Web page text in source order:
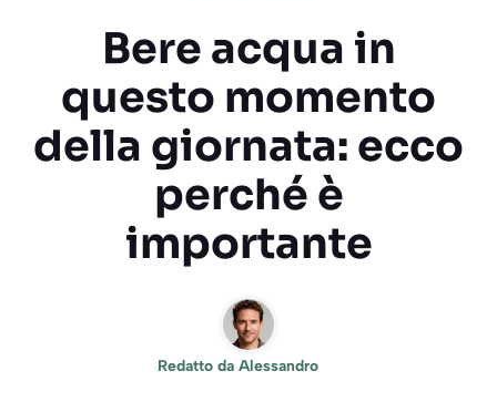
Bere acqua in
questo momento
della giornata: ecco
perché è
importante
Redatto da Alessandro